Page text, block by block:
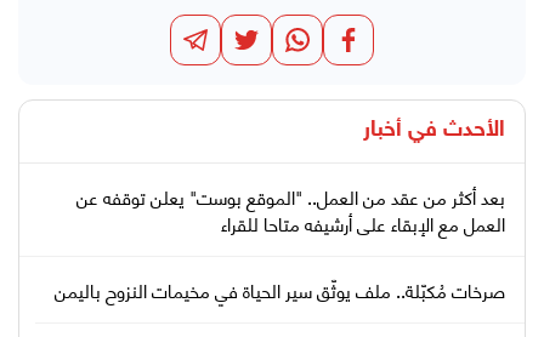
الأحدث في أخبار
بعد أكثر من عقد من العمل.. "الموقع بوست" يعلن توقفه عن
العمل مع الإبقاء على أرشيفه متاحا للقراء
صرخات مُكبّلة.. ملف يوثّق سير الحياة في مخيمات النزوح باليمن